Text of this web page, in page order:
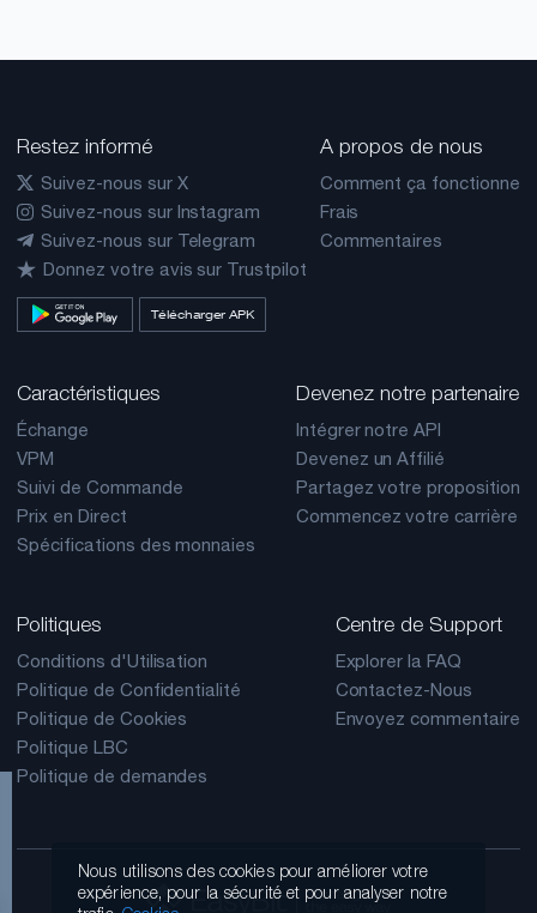
Restez informé
Suivez-nous sur X
Suivez-nous sur Instagram
Suivez-nous sur Telegram
Donnez votre avis sur Trustpilot
Télécharger APK
A propos de nous
Comment ça fonctionne
Frais
Commentaires
Caractéristiques
Échange
VPM
Suivi de Commande
Prix en Direct
Spécifications des monnaies
Devenez notre partenaire
Intégrer notre API
Devenez un Affilié
Partagez votre proposition
Commencez votre carrière
Politiques
Conditions d'Utilisation
Politique de Confidentialité
Politique de Cookies
Politique LBC
Politique de demandes
Centre de Support
Explorer la FAQ
Contactez-Nous
Envoyez commentaire
Nous utilisons des cookies pour améliorer votre
expérience, pour la sécurité et pour analyser notre